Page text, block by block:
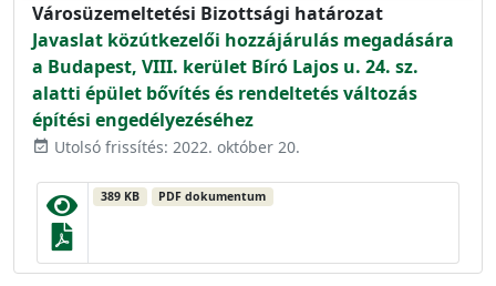
Városüzemeltetési Bizottsági határozat
Javaslat közútkezelői hozzájárulás megadására
a Budapest, VIII. kerület Bíró Lajos u. 24. sz.
alatti épület bővítés és rendeltetés változás
építési engedélyezéséhez
event_available Utolsó frissítés: 2022. október 20.
389 KB PDF dokumentum